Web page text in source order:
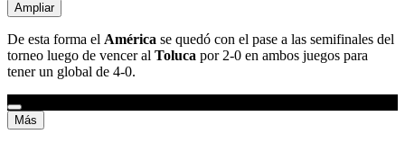
Ampliar
De esta forma el América se quedó con el pase a las semifinales del
torneo luego de vencer al Toluca por 2-0 en ambos juegos para
tener un global de 4-0.
Más